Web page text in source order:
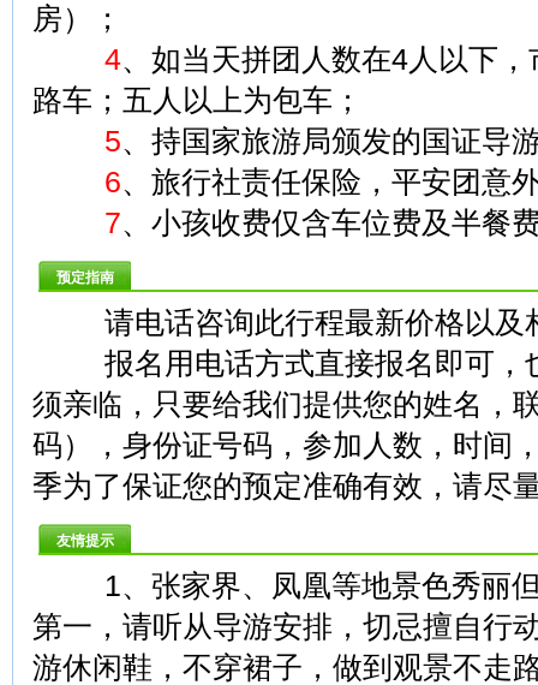
房）；
4、如当天拼团人数在4人以下
路车；五人以上为包车；
5、持国家旅游局颁发的国证导
6、旅行社责任保险，平安团意
7、小孩收费仅含车位费及半餐
预定指南
请电话咨询此行程最新价格以及
报名用电话方式直接报名即可，
须亲临，只要给我们提供您的姓名，
码），身份证号码，参加人数，时间
季为了保证您的预定准确有效，请尽
友情提示
1、张家界、凤凰等地景色秀丽但
第一，请听从导游安排，切忌擅自行
游休闲鞋，不穿裙子，做到观景不走